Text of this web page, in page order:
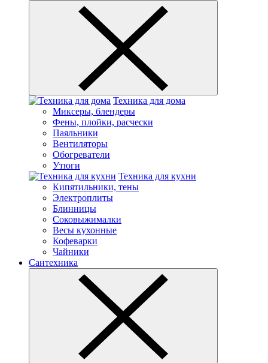
Техника для дома
Миксеры, блендеры
Фены, плойки, расчески
Паяльники
Вентиляторы
Обогреватели
Утюги
Техника для кухни
Кипятильники, тены
Электроплиты
Блинницы
Соковыжималки
Весы кухонные
Кофеварки
Чайники
Сантехника